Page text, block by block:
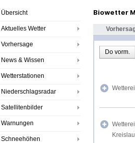
Übersicht
Aktuelles Wetter
Vorhersage
News & Wissen
Wetterstationen
Niederschlagsradar
Satellitenbilder
Warnungen
Schneehöhen
Biowetter
Do vorm.